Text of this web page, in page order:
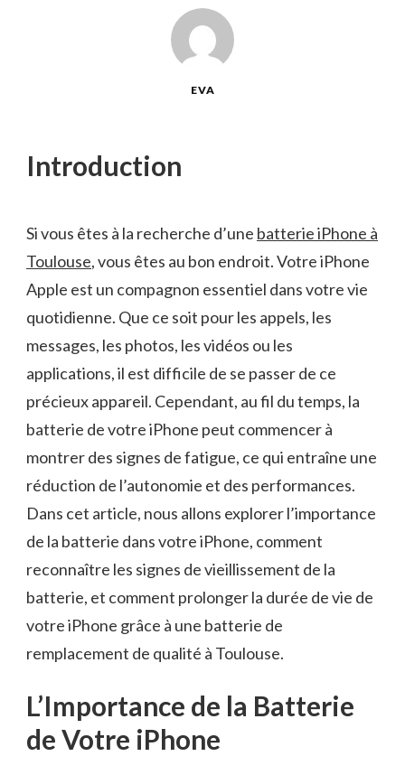
EVA
Introduction
Si vous êtes à la recherche d’une batterie iPhone à
Toulouse, vous êtes au bon endroit. Votre iPhone
Apple est un compagnon essentiel dans votre vie
quotidienne. Que ce soit pour les appels, les
messages, les photos, les vidéos ou les
applications, il est difficile de se passer de ce
précieux appareil. Cependant, au fil du temps, la
batterie de votre iPhone peut commencer à
montrer des signes de fatigue, ce qui entraîne une
réduction de l’autonomie et des performances.
Dans cet article, nous allons explorer l’importance
de la batterie dans votre iPhone, comment
reconnaître les signes de vieillissement de la
batterie, et comment prolonger la durée de vie de
votre iPhone grâce à une batterie de
remplacement de qualité à Toulouse.
L’Importance de la Batterie
de Votre iPhone